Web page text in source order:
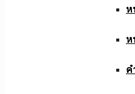
ห
ห
ค